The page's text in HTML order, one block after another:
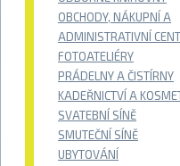
OBCHODY, NÁKUPNÍ A
ADMINISTRATIVNÍ
FOTOATELIÉRY
PRÁDELNY A ČISTÍRNY
KADEŘNICTVÍ A
SVATEBNÍ SÍNĚ
SMUTEČNÍ SÍNĚ
UBYTOVÁNÍ